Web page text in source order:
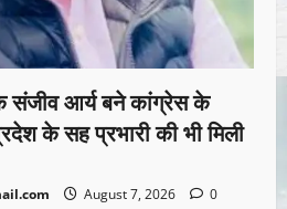
संजीव आर्य बने कांग्रेस के
के सह प्रभारी की भी मिली
August 7, 2026
0